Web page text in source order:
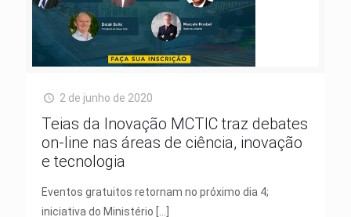
2 de junho de 2020
Teias da Inovação MCTIC traz debates
on-line nas áreas de ciência, inovação
e tecnologia
Eventos gratuitos retornam no próximo dia 4;
iniciativa do Ministério